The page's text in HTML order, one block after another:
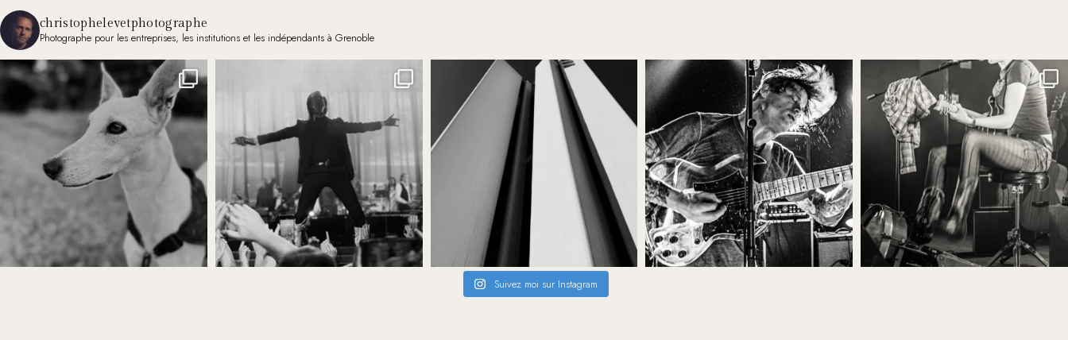
christophelevetphotographe
Photographe pour les entreprises, les institutions et les indépendants à Grenoble
Suivez moi sur Instagram